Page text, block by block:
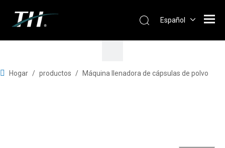
Español
Hogar / productos / Máquina llenadora de cápsulas de polvo